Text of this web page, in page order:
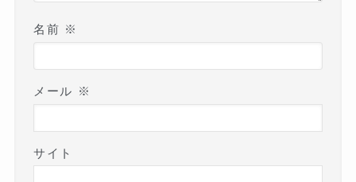
名前 ※
メール ※
サイト